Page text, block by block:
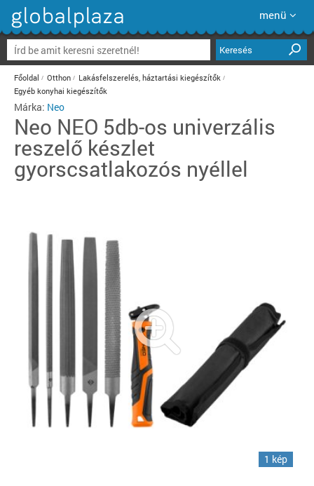
menü
Keresés
Főoldal Otthon
Lakásfelszerelés, háztartási kiegészítők
Egyéb konyhai kiegészítők
Márka: Neo
Neo NEO 5db-os univerzális
reszelő készlet
gyorscsatlakozós nyéllel
1 kép